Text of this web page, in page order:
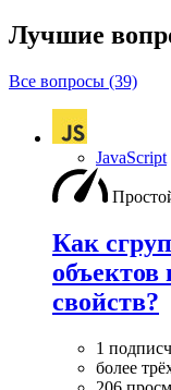
Лучшие
Все вопросы (39)
JavaScript
Как
объектов
свойств?
1
более